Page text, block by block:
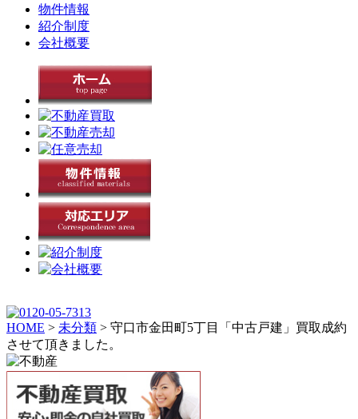
物件情報
紹介制度
会社概要
HOME > 未分類 > 守口市金田町5丁目「中古戸建」買取成約
させて頂きました。